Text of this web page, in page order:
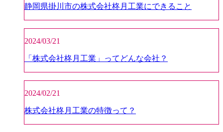
静岡県掛川市の株式会社柊月工業にできること
2024/03/21
「株式会社柊月工業」ってどんな会社？
2024/02/21
株式会社柊月工業の特徴って？